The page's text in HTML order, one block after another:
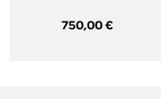
750,00 €